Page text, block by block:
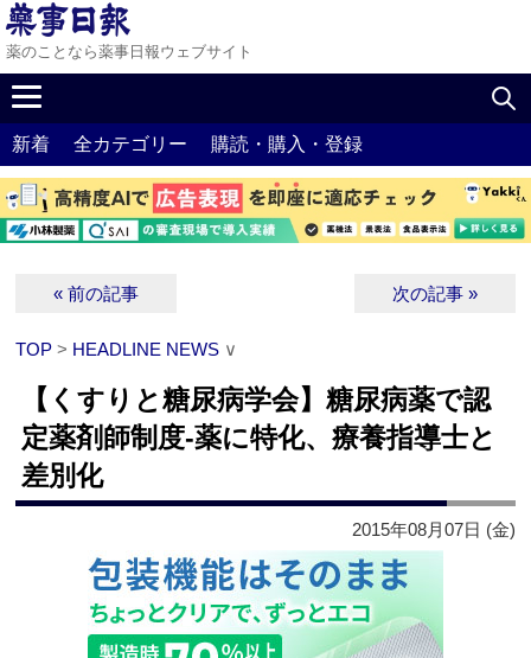
薬のことなら薬事日報ウェブサイト
新着 全カテゴリー 購読・購入・登録
« 前の記事 次の記事 »
TOP > HEADLINE NEWS ∨
【くすりと糖尿病学会】糖尿病薬で認
定薬剤師制度‐薬に特化、療養指導士と
差別化
2015年08月07日 (金)